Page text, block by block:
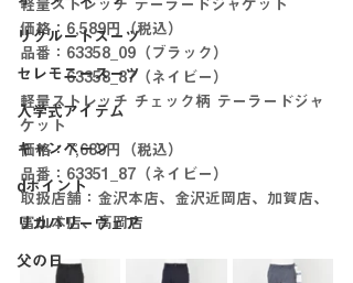
リクルートスーツ
セレモニースーツ
入学式アイテム
キャンペーン
dポイント
リカバリーウェア
父の日
軽量ストレッチ テーラードジャケット
価格：6,589円（税込）
品番：63358_09（ブラック）
63358_87（ネイビー）
軽量ストレッチ チェック柄 テーラードジャ
ケット
価格：7,689円（税込）
品番：63351_87（ネイビー）
取扱店舗：金沢本店、金沢近岡店、加賀店、
富山本店、高岡店